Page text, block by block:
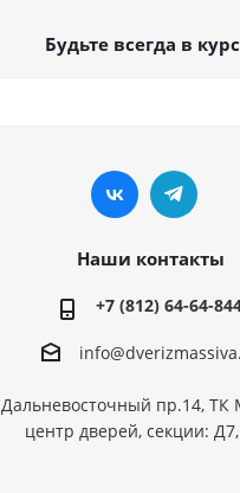
Будьте всегда в
Наши контакты
+7 (812) 64-64-
info@dver
Дальневосточный пр.14,
центр дверей, секции: